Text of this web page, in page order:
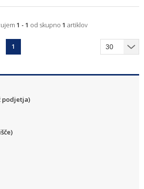
1 - 1 od skupno 1 artiklov
1
podjetja)